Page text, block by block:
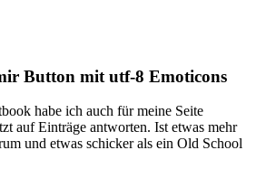
Button mit utf-8 Emoticons
habe ich auch für meine Seite
auf Einträge antworten. Ist etwas mehr
und etwas schicker als ein Old School